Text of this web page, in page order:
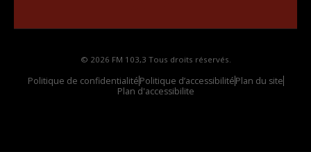
© 2026 FM 103,3 Tous droits réservés.
Politique de confidentialitéPolitique d’accessibilitéPlan du site
Plan d'accessibilite